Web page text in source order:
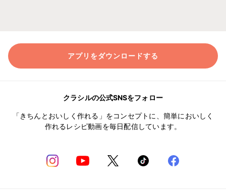
アプリをダウンロードする
クラシルの公式SNSをフォロー
「きちんとおいしく作れる」をコンセプトに、簡単においしく
作れるレシピ動画を毎日配信しています。